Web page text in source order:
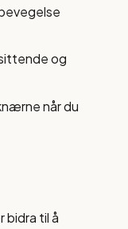
og
når du
bidra til å